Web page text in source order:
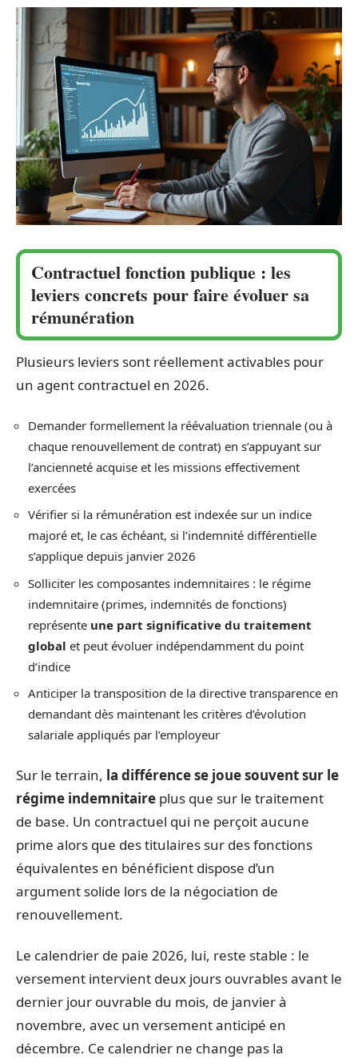
Contractuel fonction publique : les
leviers concrets pour faire évoluer sa
rémunération
Plusieurs leviers sont réellement activables pour
un agent contractuel en 2026.
Demander formellement la réévaluation triennale (ou à
chaque renouvellement de contrat) en s’appuyant sur
l’ancienneté acquise et les missions effectivement
exercées
Vérifier si la rémunération est indexée sur un indice
majoré et, le cas échéant, si l’indemnité différentielle
s’applique depuis janvier 2026
Solliciter les composantes indemnitaires : le régime
indemnitaire (primes, indemnités de fonctions)
représente une part significative du traitement
global et peut évoluer indépendamment du point
d’indice
Anticiper la transposition de la directive transparence en
demandant dès maintenant les critères d’évolution
salariale appliqués par l’employeur
Sur le terrain, la différence se joue souvent sur le
régime indemnitaire plus que sur le traitement
de base. Un contractuel qui ne perçoit aucune
prime alors que des titulaires sur des fonctions
équivalentes en bénéficient dispose d’un
argument solide lors de la négociation de
renouvellement.
Le calendrier de paie 2026, lui, reste stable : le
versement intervient deux jours ouvrables avant le
dernier jour ouvrable du mois, de janvier à
novembre, avec un versement anticipé en
décembre. Ce calendrier ne change pas la